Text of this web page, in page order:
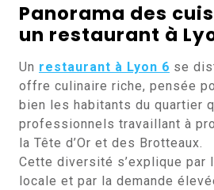
Panorama des
un restaurant à
Un restaurant à Lyon 6 se
offre culinaire riche, pensée
bien les habitants du quartier
professionnels travaillant à
la Tête d’Or et des Brotteaux.
Cette diversité s’explique par
locale et par la demande